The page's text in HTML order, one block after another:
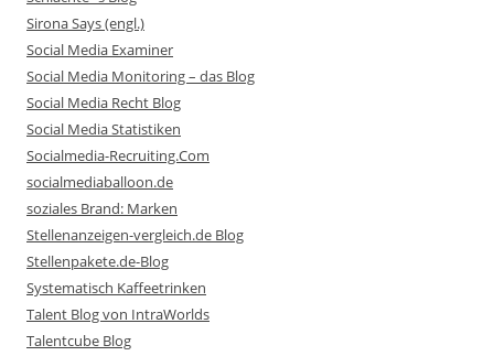
Sirona Says (engl.)
Social Media Examiner
Social Media Monitoring – das Blog
Social Media Recht Blog
Social Media Statistiken
Socialmedia-Recruiting.Com
socialmediaballoon.de
soziales Brand: Marken
Stellenanzeigen-vergleich.de Blog
Stellenpakete.de-Blog
Systematisch Kaffeetrinken
Talent Blog von IntraWorlds
Talentcube Blog